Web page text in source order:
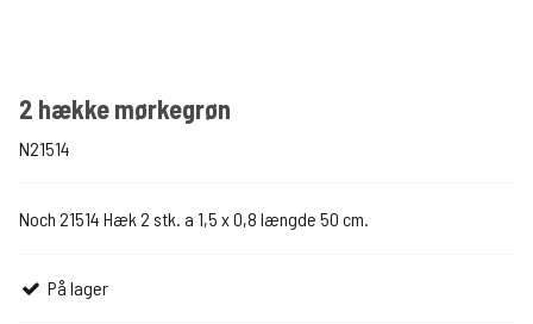
2 hække mørkegrøn
N21514
Noch 21514 Hæk 2 stk. a 1,5 x 0,8 længde 50 cm.
På lager